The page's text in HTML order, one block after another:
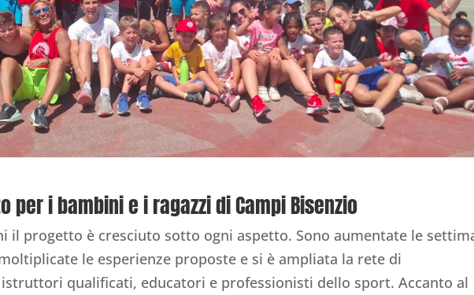
per i bambini e i ragazzi di Campi Bisenzio
il progetto è cresciuto sotto ogni aspetto. Sono aumentate le
le esperienze proposte e si è ampliata la rete di
qualificati, educatori e professionisti dello sport. Accanto al